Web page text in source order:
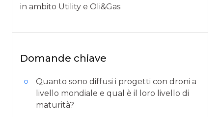
in ambito Utility e Oli&Gas
Domande chiave
Quanto sono diffusi i progetti con droni a
livello mondiale e qual è il loro livello di
maturità?